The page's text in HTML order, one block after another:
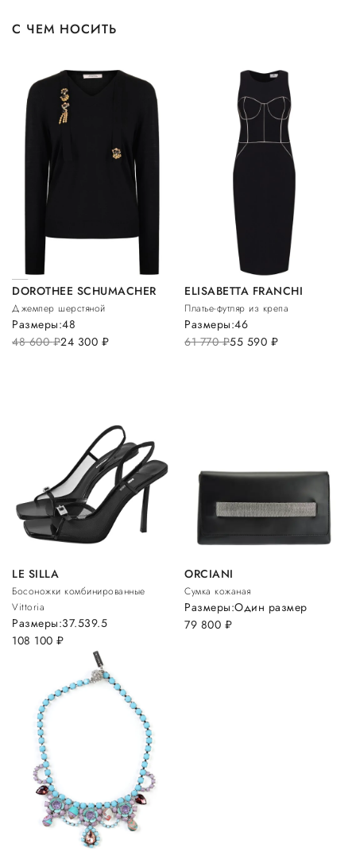
С ЧЕМ НОСИТЬ
DOROTHEE SCHUMACHER
Джемпер шерстяной
48 600руб.24 300 руб.
Размеры:48
ELISABETTA FRANCHI
Платье-футляр из крепа
61 770руб.55 590 руб.
Размеры:46
LE SILLA
Босоножки комбинированные
Vittoria
108 100 руб.
Размеры:37.539.5
ORCIANI
Сумка кожаная
79 800 руб.
Размеры:Один размер